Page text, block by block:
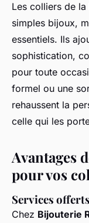
Les colliers de
simples bijoux,
essentiels. Ils
sophistication,
pour toute
formel ou une
rehaussent la
celle qui les
Avantages
pour vos
Services
Chez Bijouterie